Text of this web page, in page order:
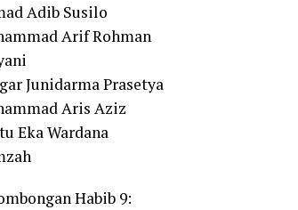
Adib Susilo
Arif Rohman
Junidarma Prasetya
Aris Aziz
Eka Wardana
Habib 9: